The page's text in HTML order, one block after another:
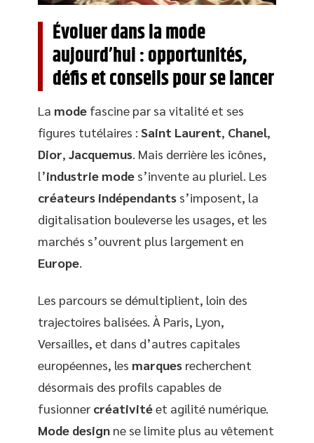
Évoluer dans la mode
aujourd’hui : opportunités,
défis et conseils pour se lancer
La mode fascine par sa vitalité et ses
figures tutélaires : Saint Laurent, Chanel,
Dior, Jacquemus. Mais derrière les icônes,
l’industrie mode s’invente au pluriel. Les
créateurs indépendants s’imposent, la
digitalisation bouleverse les usages, et les
marchés s’ouvrent plus largement en
Europe.
Les parcours se démultiplient, loin des
trajectoires balisées. À Paris, Lyon,
Versailles, et dans d’autres capitales
européennes, les marques recherchent
désormais des profils capables de
fusionner créativitéet agilité numérique.
Mode design ne se limite plus au vêtement